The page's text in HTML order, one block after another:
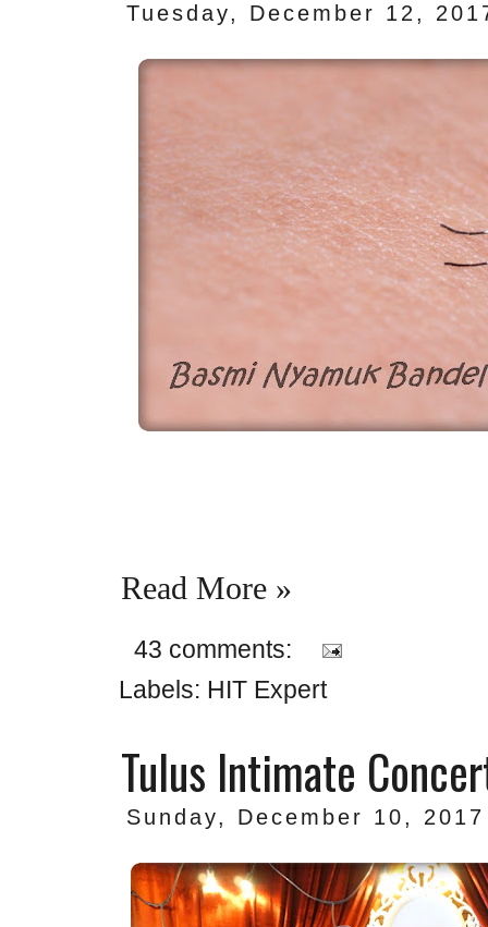
Tuesday, December 12,
Read More »
43 comments:
Labels: HIT Expert
Tulus Intimate
Sunday, December 10, 2017